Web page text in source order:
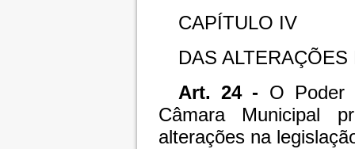
CAPÍTULO IV
DAS
Art. 24 - O Poder
Câmara Municipal
alterações na